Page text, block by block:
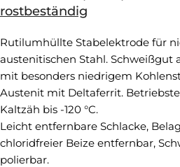
rostbeständig
Rutilumhüllte Stabelektrode für
austenitischen Stahl. Schweißgut
mit besonders niedrigem
Austenit mit Deltaferrit.
Kaltzäh bis -120 °C.
Leicht entfernbare Schlacke,
chloridfreier Beize entfernbar,
polierbar.